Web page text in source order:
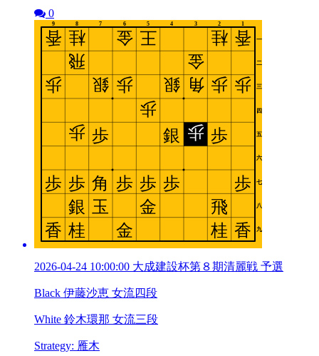
0
2026-04-24 10:00:00 大成建設杯第８期清麗戦 予選
Black 伊藤沙恵 女流四段
White 鈴木環那 女流三段
Strategy: 雁木